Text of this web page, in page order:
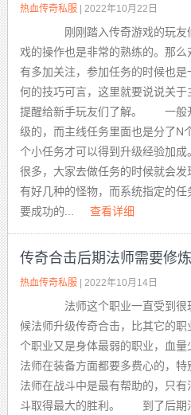
热血传奇私服 | 2022年10月22日
刚刚踏入传奇游戏的玩友
戏的操作也是非常的熟练的。那
有多加关注，参加任务的时候也
何的技巧可言，这里就要说说关
提醒给新手玩友们了解。 一般
级的，而主线任务里面也是分了N
个小任务才可以得到升级经验加
很多，大家去做任务的时候就会
有好几种的怪物，而系统指定的任
要成功的...
查看详细
传奇合击后期法师需要修
热血传奇私服 | 2022年10月14日
法师这个职业一直受到很
候法师升级传奇合击，比其它的
个职业又是身体最弱的职业，血
法师在装备方面都要多费心的，
法师在战斗中是最有帮助的，只
斗取得最大的胜利。 到了后期